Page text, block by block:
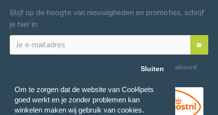
Om te zorgen dat de website van Cool4pets
goed werkt en je zonder problemen kan
winkelen maken wij gebruik van cookies.
Sluiten
Blijf op de hoogte van nieuwigheden en promoties, schrijf
je hier in:
gelezen en ga hiermee akkoord.